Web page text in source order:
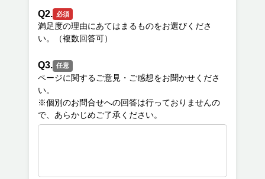
Q2. 必須
満足度の理由にあてはまるものをお選びくださ
Q3. 任意
ページに関するご意見・ご感想をお聞かせくださ
い。
※個別のお問合せへの回答は行っておりませんの